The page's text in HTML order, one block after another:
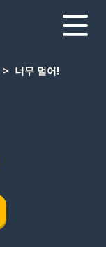
너무 멀어!